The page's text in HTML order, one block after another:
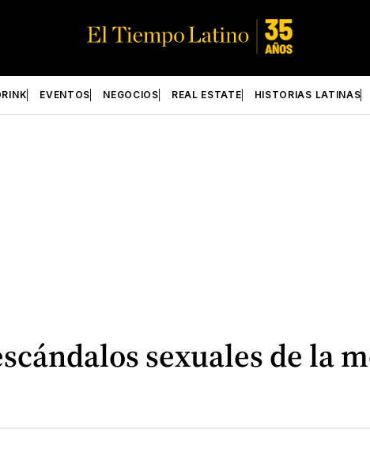
EVENTOS NEGOCIOS REAL ESTATE HISTORIAS LATINAS
sexuales de la